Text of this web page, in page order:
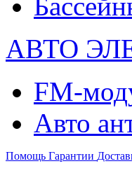
АВТО
FM-
Авто
Помощь Гарантии